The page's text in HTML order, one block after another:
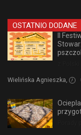
OSTATNIO DODANE
II
Wielińska Agnieszka,